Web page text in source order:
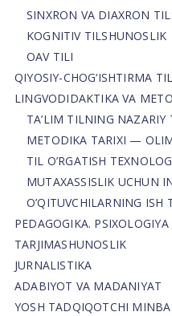
SINXRON VA DIAXRON
KOGNITIV TILSHUNOSLIK
OAV TILI
QIYOSIY-CHOG‘ISHTIRMA
LINGVODIDAKTIKA VA
TA’LIM TILNING NAZARIY
METODIKA TARIXI —
TIL O’RGATISH
MUTAXASSISLIK UCHUN
O’QITUVCHILARNING ISH
PEDAGOGIKA. PSIXOLOGIYA
TARJIMASHUNOSLIK
JURNALISTIKA
ADABIYOT VA MADANIYAT
YOSH TADQIQOTCHI